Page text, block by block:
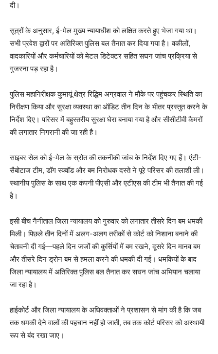
दी।
सूत्रों के अनुसार, ई-मेल मुख्य न्यायाधीश को लक्षित करते हुए भेजा गया था।
सभी प्रवेश द्वारों पर अतिरिक्त पुलिस बल तैनात कर दिया गया है। वकीलों,
वादकारियों और कर्मचारियों को मेटल डिटेक्टर सहित सघन जांच प्रक्रिया से
गुजरना पड़ रहा है।
पुलिस महानिरीक्षक कुमायूं क्षेत्र रिद्धिम अग्रवाल ने मौके पर पहुंचकर स्थिति का
निरीक्षण किया और सुरक्षा व्यवस्था का ऑडिट तीन दिन के भीतर प्रस्तुत करने के
निर्देश दिए। परिसर में बहुस्तरीय सुरक्षा घेरा बनाया गया है और सीसीटीवी कैमरों
की लगातार निगरानी की जा रही है।
साइबर सेल को ई-मेल के स्रोत की तकनीकी जांच के निर्देश दिए गए हैं। एंटी-
सैबोटाज टीम, डॉग स्क्वॉड और बम निरोधक दस्ते ने पूरे परिसर की तलाशी ली।
स्थानीय पुलिस के साथ एक कंपनी पीएसी और एटीएस की टीम भी तैनात की गई
है।
इसी बीच नैनीताल जिला न्यायालय को गुरुवार को लगातार तीसरे दिन बम धमकी
मिली। पिछले तीन दिनों में अलग-अलग तरीकों से कोर्ट को निशाना बनाने की
चेतावनी दी गई—पहले दिन जजों की कुर्सियों में बम रखने, दूसरे दिन मानव बम
और तीसरे दिन ड्रोन बम से हमला करने की धमकी दी गई। धमकियों के बाद
जिला न्यायालय में अतिरिक्त पुलिस बल तैनात कर सघन जांच अभियान चलाया
जा रहा है।
हाईकोर्ट और जिला न्यायालय के अधिवक्ताओं ने प्रशासन से मांग की है कि जब
तक धमकी देने वालों की पहचान नहीं हो जाती, तब तक कोर्ट परिसर को अस्थायी
रूप से बंद रखा जाए।